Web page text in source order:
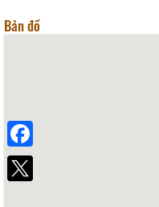
Bản đồ
Facebook